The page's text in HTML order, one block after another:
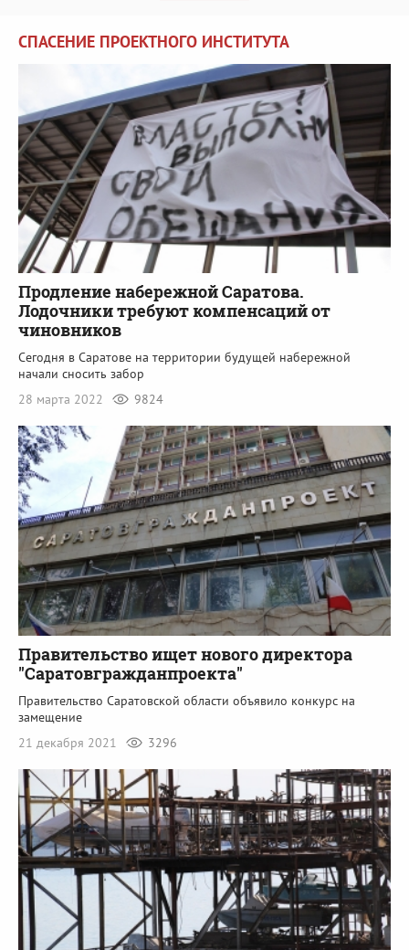
СПАСЕНИЕ ПРОЕКТНОГО ИНСТИТУТА
Продление набережной Саратова.
Лодочники требуют компенсаций от
чиновников
Сегодня в Саратове на территории будущей набережной
начали сносить забор
28 марта 2022
9824
Правительство ищет нового директора
"Саратовгражданпроекта"
Правительство Саратовской области объявило конкурс на
замещение
21 декабря 2021
3296